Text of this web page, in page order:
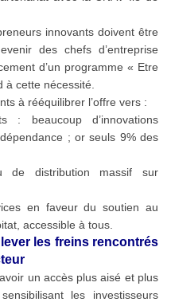
innovants doivent être
des chefs d’entreprise
d’un programme « Etre
à cette nécessité.
à rééquilibrer l’offre vers :
: beaucoup d’innovations
; or seuls 9% des
de distribution massif sur
en faveur du soutien au
accessible à tous.
les freins rencontrés
un accès plus aisé et plus
les investisseurs